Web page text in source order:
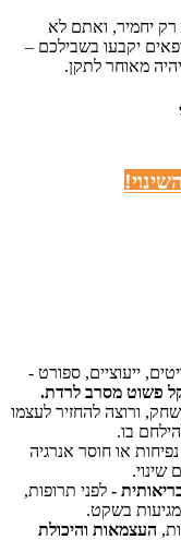
יחמיר, ואתם לא
יקבעו בשבילכם –
מאוחר לתקן.
ייעוציים, ספורט -
פשוט מסרב לרדת.
ורוצה להחזיר לעצמו
בו.
נפיחות או חוסר אנרגיה
שינוי.
- לפני תרופות,
בשקט.
העצמאות והיכולת